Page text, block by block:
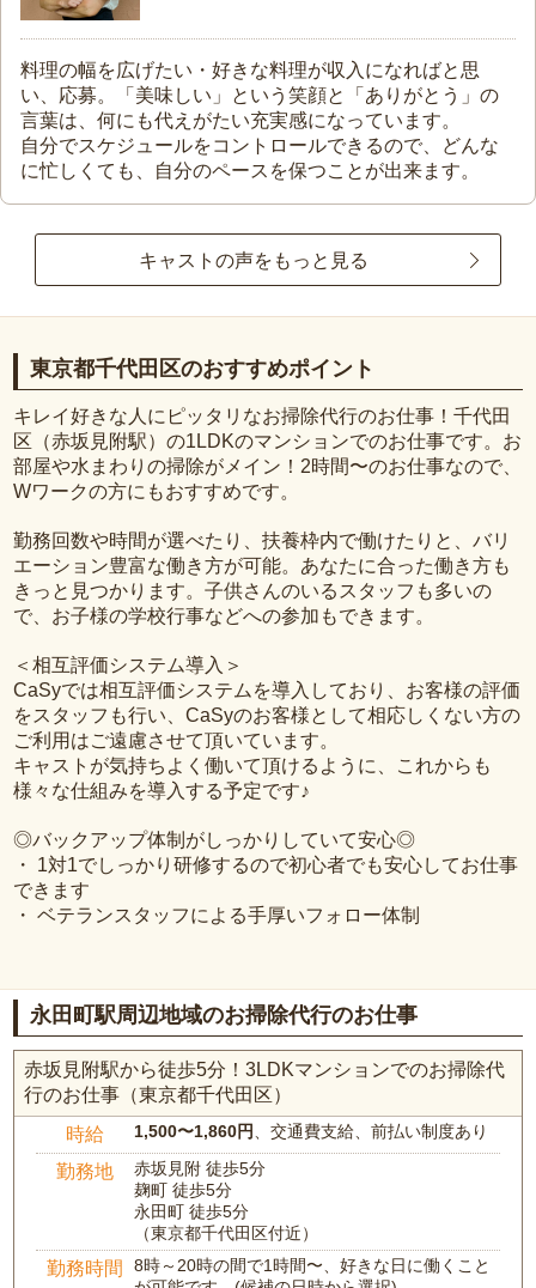
料理の幅を広げたい・好きな料理が収入になればと思
い、応募。「美味しい」という笑顔と「ありがとう」の
言葉は、何にも代えがたい充実感になっています。
自分でスケジュールをコントロールできるので、どんな
に忙しくても、自分のペースを保つことが出来ます。
キャストの声をもっと見る
東京都千代田区のおすすめポイント
キレイ好きな人にピッタリなお掃除代行のお仕事！千代田
区（赤坂見附駅）の1LDKのマンションでのお仕事です。お
部屋や水まわりの掃除がメイン！2時間〜のお仕事なので、
Wワークの方にもおすすめです。
勤務回数や時間が選べたり、扶養枠内で働けたりと、バリ
エーション豊富な働き方が可能。あなたに合った働き方も
きっと見つかります。子供さんのいるスタッフも多いの
で、お子様の学校行事などへの参加もできます。
＜相互評価システム導入＞
CaSyでは相互評価システムを導入しており、お客様の評価
をスタッフも行い、CaSyのお客様として相応しくない方の
ご利用はご遠慮させて頂いています。
キャストが気持ちよく働いて頂けるように、これからも
様々な仕組みを導入する予定です♪
◎バックアップ体制がしっかりしていて安心◎
・ 1対1でしっかり研修するので初心者でも安心してお仕事
できます
・ ベテランスタッフによる手厚いフォロー体制
永田町駅周辺地域のお掃除代行のお仕事
赤坂見附駅から徒歩5分！3LDKマンションでのお掃除代
行のお仕事（東京都千代田区）
時給 1,500〜1,860円、交通費支給、前払い制度あり
勤務地
赤坂見附 徒歩5分
麹町 徒歩5分
永田町 徒歩5分
（東京都千代田区付近）
勤務時間
8時～20時の間で1時間〜、好きな日に働くこと